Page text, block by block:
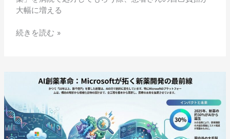
大幅に増える
ロ
ド
ど
う
変
続きを読む »
【2025
新】
Microsoft
の